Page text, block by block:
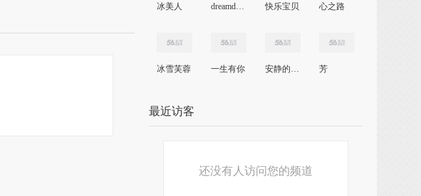
冰美人 dreamdream 快乐宝贝 心之路
冰雪芙蓉 一生有你 安静的想你 芳
最近访客
还没有人访问您的频道